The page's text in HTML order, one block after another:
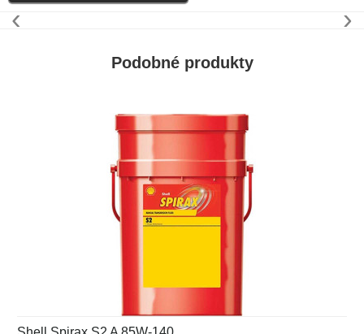
Podobné produkty
‹ ›